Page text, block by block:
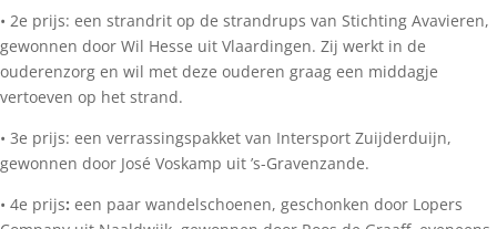
• 2e prijs: een strandrit op de strandrups van Stichting Avavieren,
gewonnen door Wil Hesse uit Vlaardingen. Zij werkt in de
ouderenzorg en wil met deze ouderen graag een middagje
vertoeven op het strand.
• 3e prijs: een verrassingspakket van Intersport Zuijderduijn,
gewonnen door José Voskamp uit ’s-Gravenzande.
• 4e prijs: een paar wandelschoenen, geschonken door Lopers